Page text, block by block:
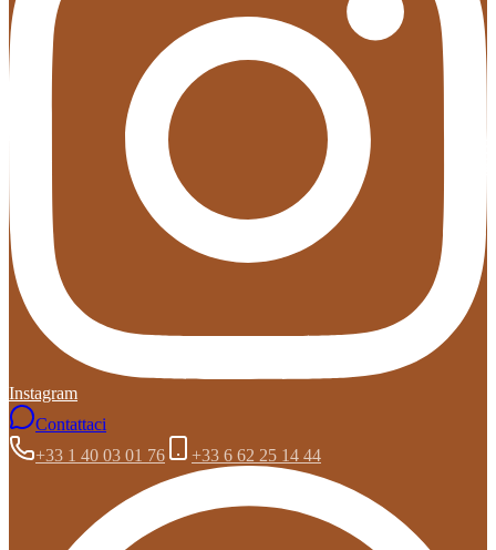
Instagram
Contattaci
+33 1 40 03 01 76
+33 6 62 25 14 44